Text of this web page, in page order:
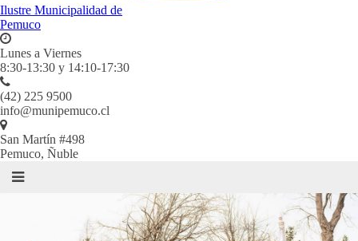
Ilustre Municipalidad de
Pemuco
Lunes a Viernes
8:30-13:30 y 14:10-17:30
(42) 225 9500
info@munipemuco.cl
San Martín #498
Pemuco, Ñuble